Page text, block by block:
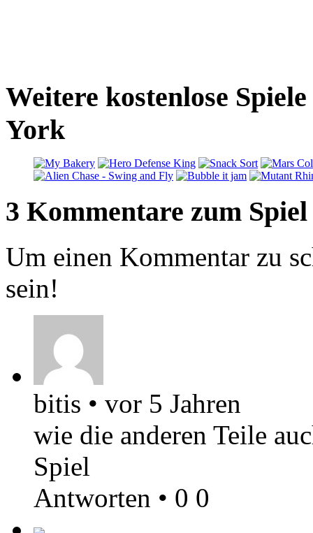
Weitere kostenlose
York
3 Kommentare zum Spiel
Um einen Kommentar zu
sein!
bitis • vor 5 Jahren
wie die anderen Teile
Spiel
Antworten • 0 0